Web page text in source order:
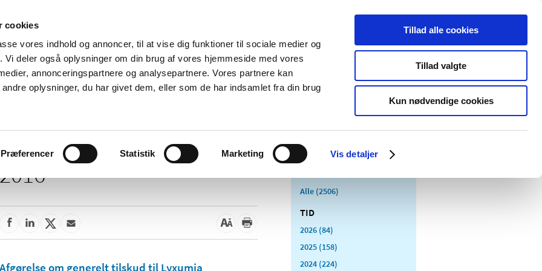
cookies
vores indhold og annoncer, til at vise dig funktioner til sociale medier og
deler også oplysninger om din brug af vores hjemmeside med vores
annonceringspartnere og analysepartnere. Vores partnere kan
oplysninger, du har givet dem, eller som de har indsamlet fra din brug
Præferencer Statistik Marketing Vis detaljer
Tillad alle cookies
Tillad valgte
Kun nødvendige cookies
Nyheder Om os Kontakt Udgivelser
Tilskud og
Apoteker og salg af
Medicinsk
Særlige
produktområder
2016
Afgørelse om generelt tilskud til Lyxumia
Alle (2506)
TID
2026 (84)
2025 (158)
2024 (224)